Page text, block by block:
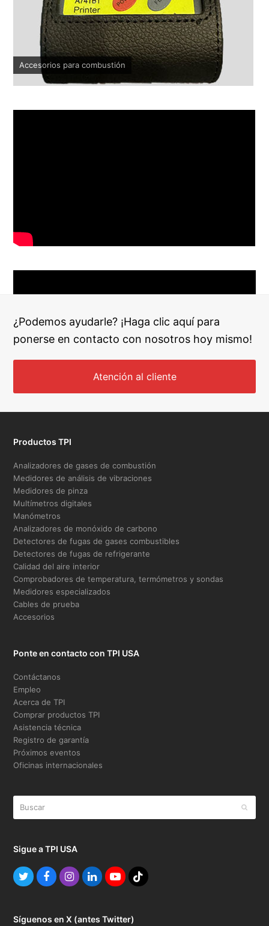
Accesorios para combustión
¿Podemos ayudarle? ¡Haga clic aquí para
ponerse en contacto con nosotros hoy mismo!
Atención al cliente
Productos TPI
Analizadores de gases de combustión
Medidores de análisis de vibraciones
Medidores de pinza
Multímetros digitales
Manómetros
Analizadores de monóxido de carbono
Detectores de fugas de gases combustibles
Detectores de fugas de refrigerante
Calidad del aire interior
Comprobadores de temperatura, termómetros y sondas
Medidores especializados
Cables de prueba
Accesorios
Ponte en contacto con TPI USA
Contáctanos
Empleo
Acerca de TPI
Comprar productos TPI
Asistencia técnica
Registro de garantía
Próximos eventos
Oficinas internacionales
Enviar
Sigue a TPI USA
TwitterFacebookInstagram
LinkedInYouTube
TikTok
Síguenos en X (antes Twitter)